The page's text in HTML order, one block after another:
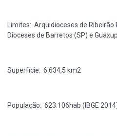
Limites: Arquidioceses de Ribeirão
Dioceses de Barretos (SP) e
Superfície: 6.634,5 km2
População: 623.106hab (IBGE